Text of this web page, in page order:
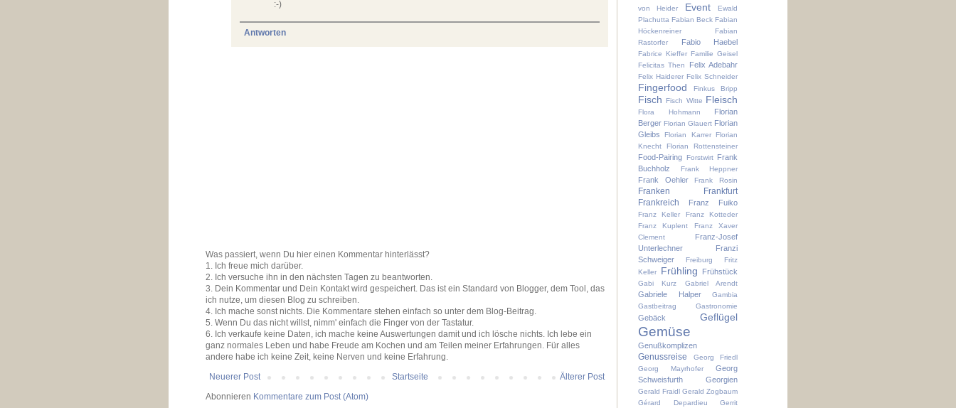
:-)
Antworten
Was passiert, wenn Du hier einen Kommentar hinterlässt?
1. Ich freue mich darüber.
2. Ich versuche ihn in den nächsten Tagen zu beantworten.
3. Dein Kommentar und Dein Kontakt wird gespeichert. Das ist ein Standard von Blogger, dem Tool, das
ich nutze, um diesen Blog zu schreiben.
4. Ich mache sonst nichts. Die Kommentare stehen einfach so unter dem Blog-Beitrag.
5. Wenn Du das nicht willst, nimm' einfach die Finger von der Tastatur.
6. Ich verkaufe keine Daten, ich mache keine Auswertungen damit und ich lösche nichts. Ich lebe ein
ganz normales Leben und habe Freude am Kochen und am Teilen meiner Erfahrungen. Für alles
andere habe ich keine Zeit, keine Nerven und keine Erfahrung.
Neuerer Post
Älterer Post
Startseite
Abonnieren Kommentare zum Post (Atom)
von Heider
Event
Ewald
Plachutta Fabian Beck Fabian
Höckenreiner
Fabian
Rastorfer
Fabio Haebel
Fabrice Kieffer Familie Geisel
Felicitas Then
Felix Adebahr
Felix Haiderer Felix Schneider
Fingerfood Finkus Bripp
Fisch Fisch Witte Fleisch
Flora Hohmann
Florian
Berger Florian Glauert Florian
Gleibs
Florian Karrer
Florian
Knecht
Florian Rottensteiner
Food-Pairing Forstwirt Frank
Buchholz
Frank Heppner
Frank Oehler Frank Rosin
Franken
Frankfurt
Frankreich
Franz Fuiko
Franz Keller
Franz Kotteder
Franz Kuplent
Franz Xaver
Clement
Franz-Josef
Unterlechner
Franzi
Schweiger
Freiburg
Fritz
Keller
Frühling Frühstück
Gabi Kurz Gabriel Arendt
Gabriele Halper
Gambia
Gastbeitrag
Gastronomie
Gebäck Geflügel
Gemüse
Genußkomplizen
Genussreise
Georg Friedl
Georg Mayrhofer
Georg
Schweisfurth
Georgien
Gerald Fraidl Gerald Zogbaum
Gérard Depardieu
Gerrit